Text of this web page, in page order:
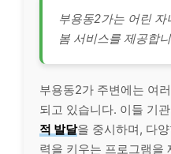
부용동2가는 어린
봄 서비스를 제공합
부용동2가 주변에는 여러
되고 있습니다. 이들 기
적 발달을 중시하며, 다
력을 키우는 프로그램을